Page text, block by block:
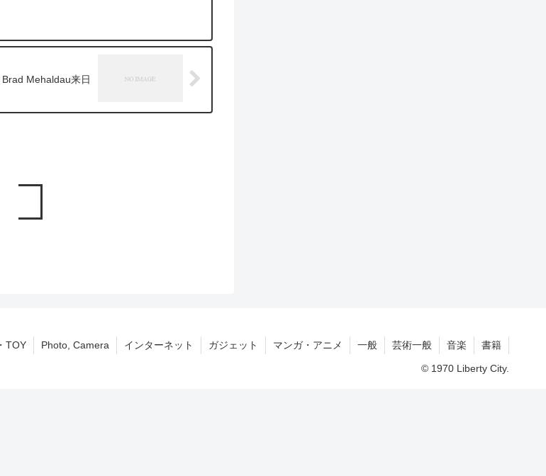
Mehaldau来日
TOY Photo, Camera インターネット ガジェット マンガ・アニメ 一般 芸術一般 音楽 書籍
© 1970 Liberty City.